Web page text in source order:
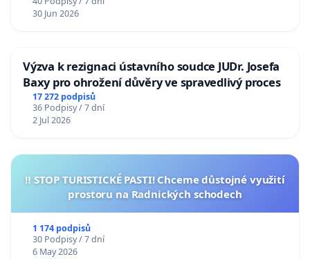
30 Jun 2026
Výzva k rezignaci ústavního soudce JUDr. Josefa
Baxy pro ohrožení důvěry ve spravedlivý proces
17 272 podpisů
36 Podpisy / 7 dní
2 Jul 2026
‼️ STOP TURISTICKÉ PASTI! Chceme důstojné využití
prostoru na Radnických schodech
1 174 podpisů
30 Podpisy / 7 dní
6 May 2026